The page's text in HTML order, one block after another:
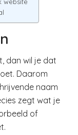
website
dan wil je dat
Daarom
naam
zegt wat je
of